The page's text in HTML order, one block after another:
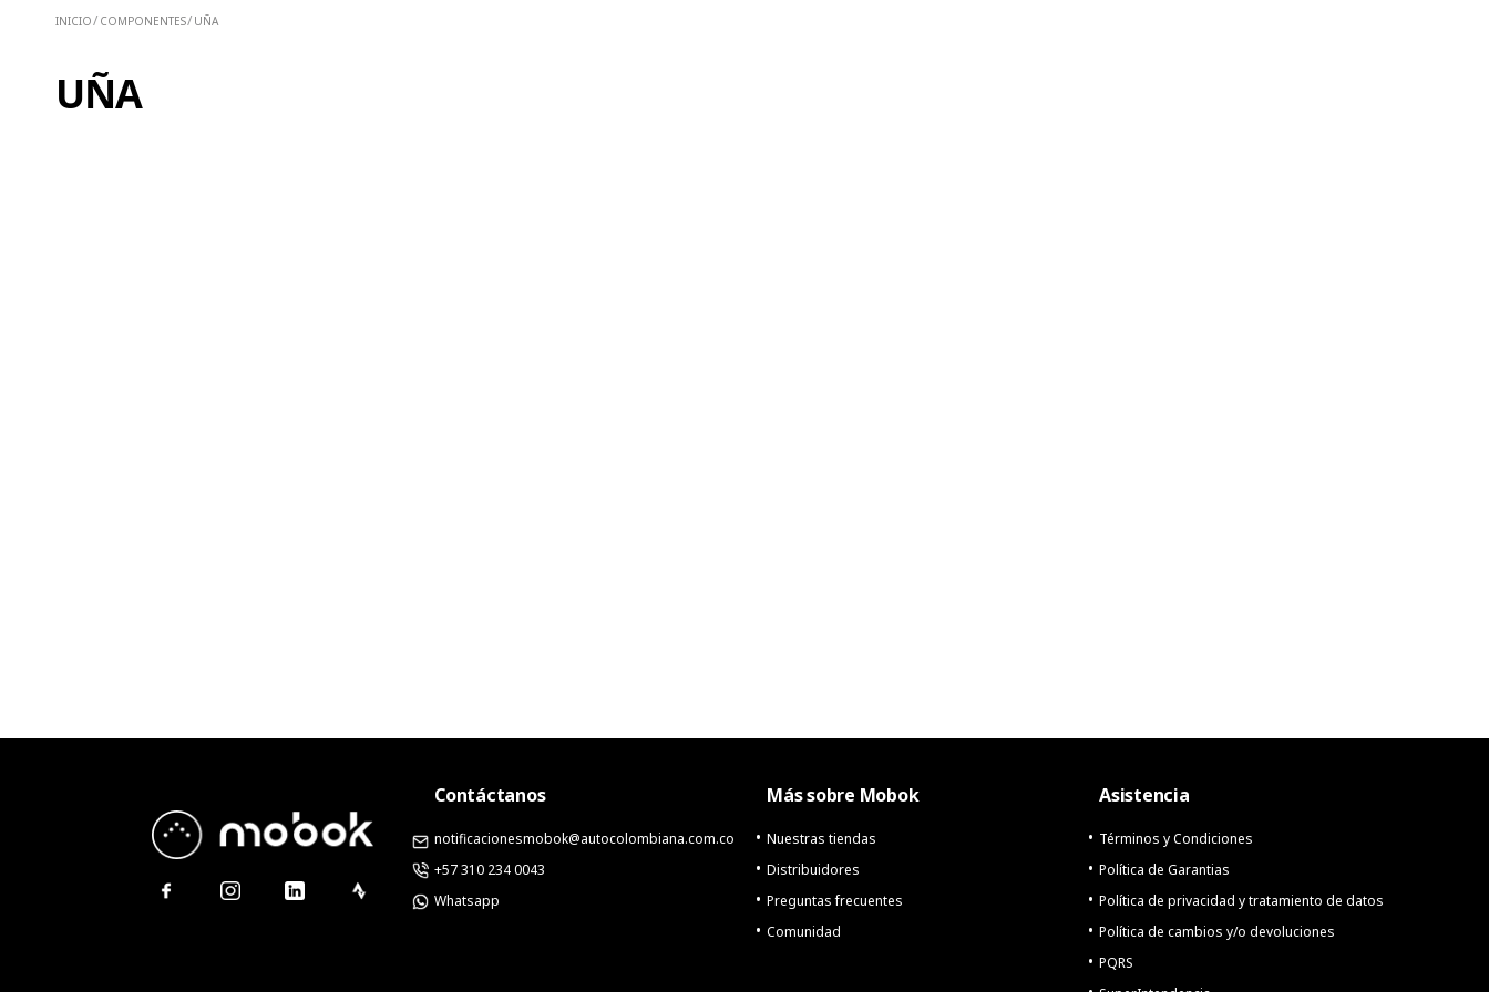
COMPONENTES UÑA
UÑA
Contáctanos
notificacionesmobok@autocolombiana.com.co
+57 310 234 0043
Whatsapp
Más sobre Mobok
Nuestras tiendas
Distribuidores
Preguntas frecuentes
Comunidad
Asistencia
Términos y Condiciones
Política de Garantias
Política de privacidad y tratamiento de datos
Política de cambios y/o devoluciones
PQRS